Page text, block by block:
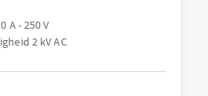
A - 250 V
2 kV AC